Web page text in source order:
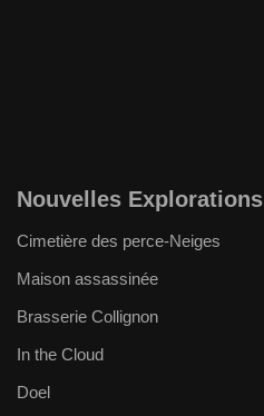
Nouvelles Explorations
Cimetière des perce-Neiges
Maison assassinée
Brasserie Collignon
In the Cloud
Doel